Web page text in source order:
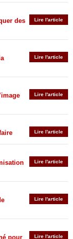
Lire l'article
des
Lire l'article
Lire l'article
Lire l'article
Lire l'article
Lire l'article
Lire l'article
pour